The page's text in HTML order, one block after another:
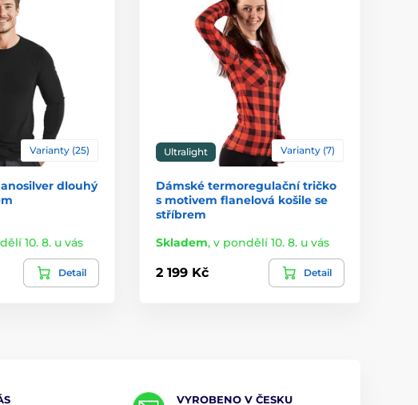
Varianty (25)
dlouhý
10. 8. u vás
Detail
Ultralight Varianty (7)
Dámské termoregulační tričko
s motivem flanelová košile se
stříbrem
Skladem, v pondělí 10. 8. u vás
2 199 Kč Detail
VYROBENO V ČESKU